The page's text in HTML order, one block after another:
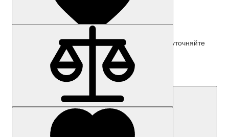
Наличие: уточняйте
Код товара: 58238-01
3WL1112-3CB38-4GG4-Z C22+K07
Цена по запросу